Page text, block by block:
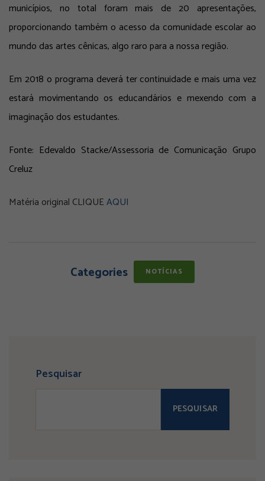
municípios, no total foram mais de 20 apresentações,
proporcionando também o acesso da comunidade escolar ao
mundo das artes cênicas, algo raro para a nossa região.
Em 2018 o programa deverá ter continuidade e mais uma vez
estará movimentando os educandários e mexendo com a
imaginação dos estudantes.
Fonte: Edevaldo Stacke/Assessoria de Comunicação Grupo
Creluz
Matéria original CLIQUEAQUI
Categories NOTÍCIAS
Pesquisar
PESQUISAR